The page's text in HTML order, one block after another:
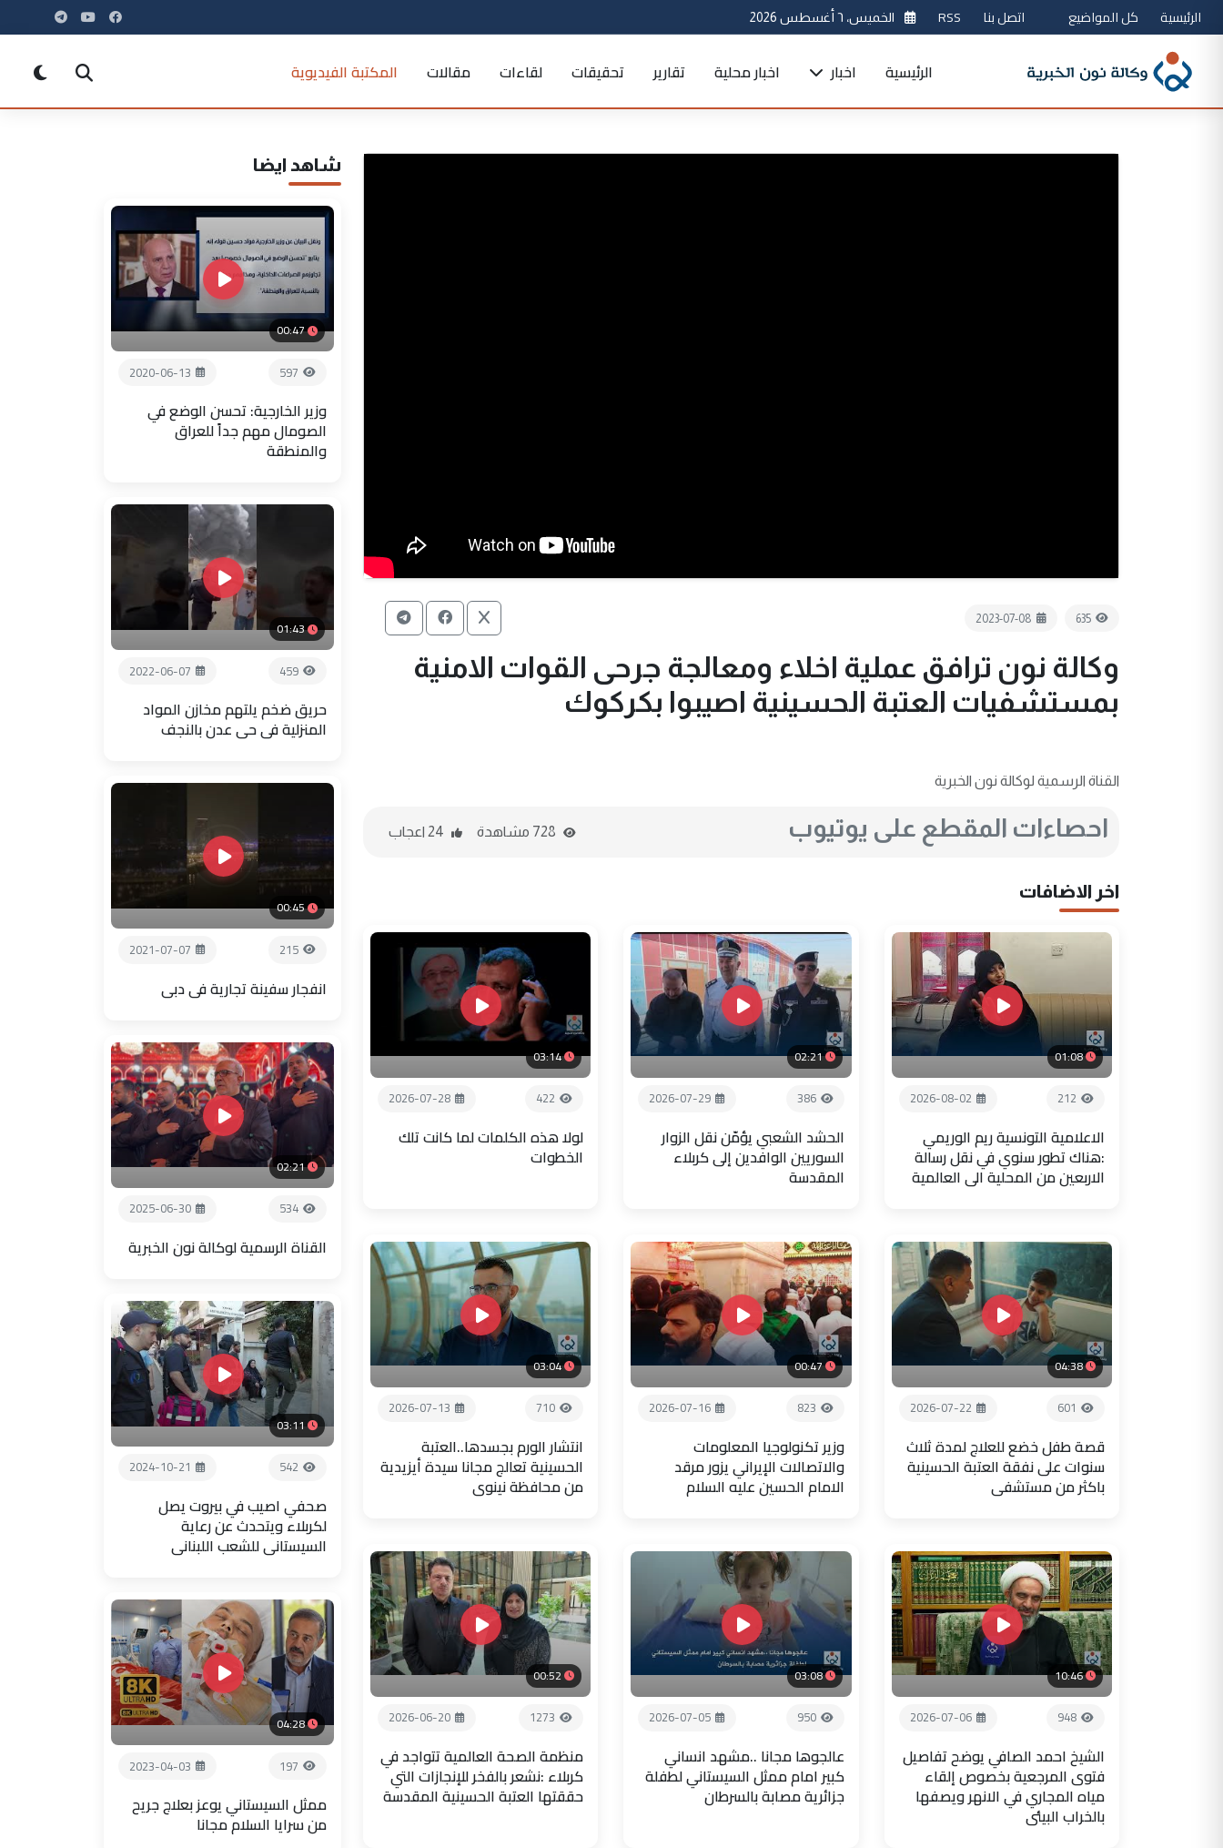
الرئيسية كل المواضيع اتصل بنا RSS الخميس، ٦ أغسطس 2026
الرئيسية اخبار اخبار محلية تقارير تحقيقات لقاءات مقالات المكتبة الفيديوية
635
2023-07-08
وكالة نون ترافق عملية اخلاء ومعالجة جرحى القوات الامنية
بمستشفيات العتبة الحسينية اصيبوا بكركوك
القناة الرسمية لوكالة نون الخبرية
احصاءات المقطع على يوتيوب
اخر الاضافات
01:08
212
2026-08-02
الاعلامية التونسية ريم الوريمي
:هناك تطور سنوي في نقل رسالة
الاربعين من المحلية الى العالمية
02:21
386
2026-07-29
الحشد الشعبي يؤمّن نقل الزوار
السوريين الوافدين إلى كربلاء
المقدسة
03:14
422
2026-07-28
لولا هذه الكلمات لما كانت تلك
الخطوات
04:38
601
2026-07-22
قصة طفل خضع للعلاج لمدة ثلاث
سنوات على نفقة العتبة الحسينية
باكثر من مستشفى
00:47
823
2026-07-16
وزير تكنولوجيا المعلومات
والاتصالات الإيراني يزور مرقد
الامام الحسين عليه السلام
03:04
710
2026-07-13
انتشار الورم بجسدها..العتبة
الحسينية تعالج مجانا سيدة أيزيدية
من محافظة نينوى
10:46
948
2026-07-06
الشيخ احمد الصافي يوضح تفاصيل
فتوى المرجعية بخصوص إلقاء
مياه المجاري في الانهر ويصفها
بالخراب البيئي
03:08
950
2026-07-05
عالجوها مجانا ..مشهد انساني
كبير امام ممثل السيستاني لطفلة
جزائرية مصابة بالسرطان
00:52
1273
2026-06-20
منظمة الصحة العالمية تتواجد في
كربلاء :نشعر بالفخر للإنجازات التي
حققتها العتبة الحسينية المقدسة
شاهد ايضا
00:47
597
2020-06-13
وزير الخارجية: تحسن الوضع في
الصومال مهم جداً للعراق
والمنطقة
01:43
459
2022-06-07
حريق ضخم يلتهم مخازن المواد
المنزلية في حي عدن بالنجف
00:45
215
2021-07-07
انفجار سفينة تجارية في دبي
02:21
534
2025-06-30
القناة الرسمية لوكالة نون الخبرية
03:11
542
2024-10-21
صحفي اصيب في بيروت يصل
لكربلاء ويتحدث عن رعاية
السيستاني للشعب اللبناني
04:28
197
2023-04-03
ممثل السيستاني يوعز بعلاج جريح
من سرايا السلام مجانا